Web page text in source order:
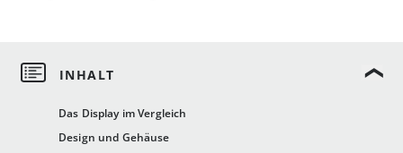
Das Display im Vergleich
Design und Gehäuse